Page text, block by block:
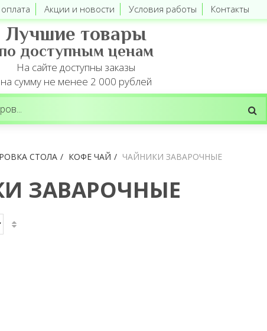
Акции и новости Условия работы Контакты
Лучшие товары
доступным ценам
На сайте доступны заказы
на сумму не менее 2 000 рублей
СТОЛА КОФЕ ЧАЙ ЧАЙНИКИ ЗАВАРОЧНЫЕ
ЗАВАРОЧНЫЕ